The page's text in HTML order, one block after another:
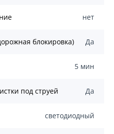
нет
блокировка) Да
5 мин
под струей Да
светодиодный